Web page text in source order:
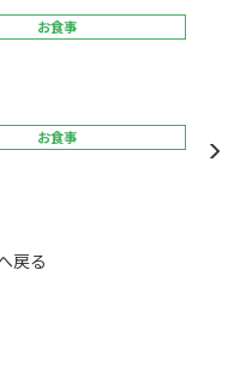
お食事
お食事
戻る